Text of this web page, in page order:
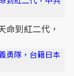
命到紅二代，